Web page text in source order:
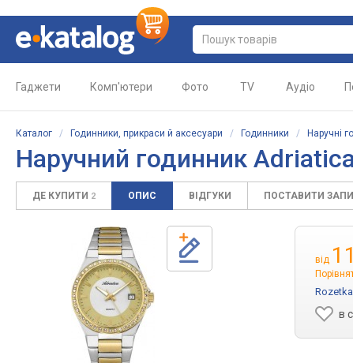
Гаджети Комп'ютери Фото TV Аудіо
Каталог / Годинники, прикраси й аксесуари / Годинники / Наручні
Наручний годинник
ДЕ КУПИТИ 2 ОПИС ВІДГУКИ ПОСТАВИТИ
від
в